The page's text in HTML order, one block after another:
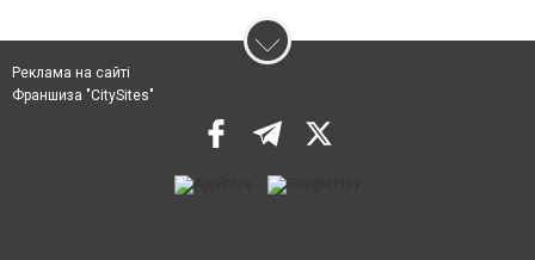
Реклама на сайті
Франшиза "CitySites"